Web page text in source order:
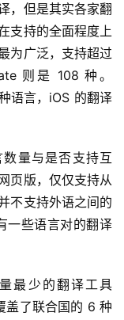
，但是其实各家翻
支持的全面程度上
为广泛，支持超过
则是 108 种。
语言，iOS 的翻译
页版，仅仅支持从
不支持外语之间的
一些语言对的翻译
盖了联合国的 6 种